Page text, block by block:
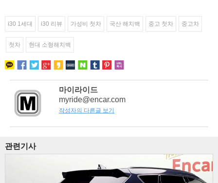
i30 1세대 i30 리뷰 가성비 첫차 국산 해치백 중고 첫차 중고차
첫차 현대 소형해치백
마이라이드
myride@encar.com
작성자의 다른글 보기
관련기사